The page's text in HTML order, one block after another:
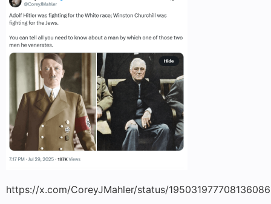
https://x.com/CoreyJMahler/status/